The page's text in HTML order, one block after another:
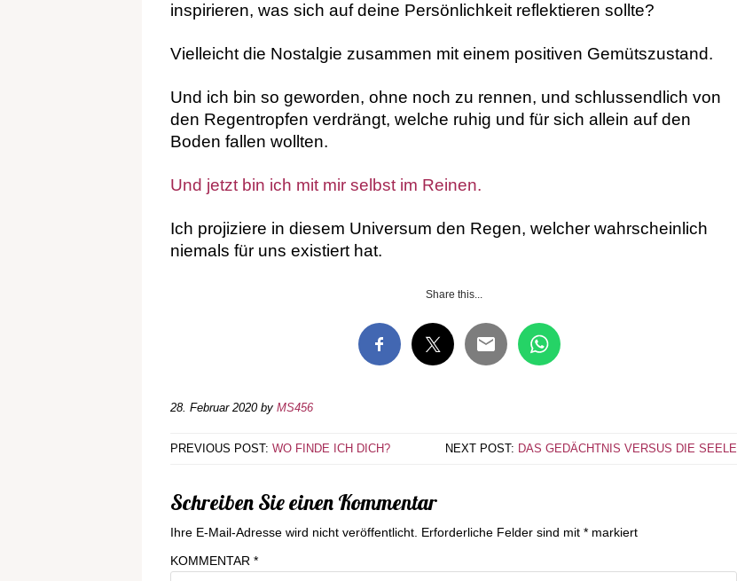
inspirieren, was sich auf deine Persönlichkeit reflektieren sollte?
Vielleicht die Nostalgie zusammen mit einem positiven Gemütszustand.
Und ich bin so geworden, ohne noch zu rennen, und schlussendlich von
den Regentropfen verdrängt, welche ruhig und für sich allein auf den
Boden fallen wollten.
Und jetzt bin ich mit mir selbst im Reinen.
Ich projiziere in diesem Universum den Regen, welcher wahrscheinlich
niemals für uns existiert hat.
Share this...
28. Februar 2020by MS456
PREVIOUS POST: WO FINDE ICH DICH? NEXT POST: DAS GEDÄCHTNIS VERSUS DIE SEELE
Schreiben Sie einen Kommentar
Ihre E-Mail-Adresse wird nicht veröffentlicht. Erforderliche Felder sind mit * markiert
KOMMENTAR *